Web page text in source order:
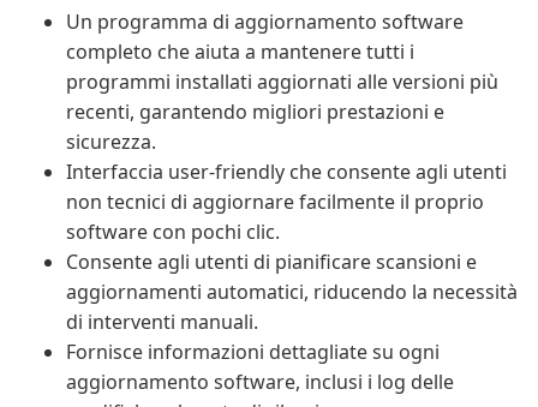
Un programma di aggiornamento software
completo che aiuta a mantenere tutti i
programmi installati aggiornati alle versioni più
recenti, garantendo migliori prestazioni e
sicurezza.
Interfaccia user-friendly che consente agli utenti
non tecnici di aggiornare facilmente il proprio
software con pochi clic.
Consente agli utenti di pianificare scansioni e
aggiornamenti automatici, riducendo la necessità
di interventi manuali.
Fornisce informazioni dettagliate su ogni
aggiornamento software, inclusi i log delle